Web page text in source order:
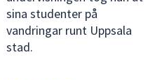
sina studenter på
vandringar runt Uppsala
stad.